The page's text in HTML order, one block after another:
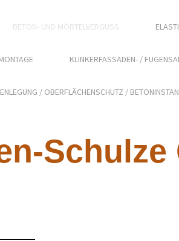
BETON- UND MÖRTELVERGUSS
KLINKERFASSADEN- /
/ OBERFLÄCHENSCHUTZ /
Schulze